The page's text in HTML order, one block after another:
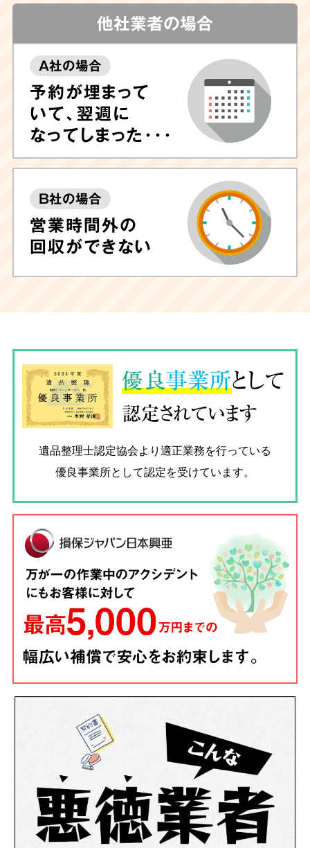
しつこい汚れや臭いが気になる場合は清掃後に
除菌や脱臭、ハウスクリーニングも可能ですの
で、ぜひお任せ下さい。
専門的なノウハウに長
けたプロのスタッフが専門機器・特殊洗剤を用
いて迅速に対応いたします。
他社業者の場合
A社の場合
予約が埋まって
いて、翌週に
なってしまった･･･
B社の場合
営業時間外の
回収ができない
優良事業所として
認定されています
遺品整理士認定協会より適正業務を行っている
優良事業所として認定を受けています。